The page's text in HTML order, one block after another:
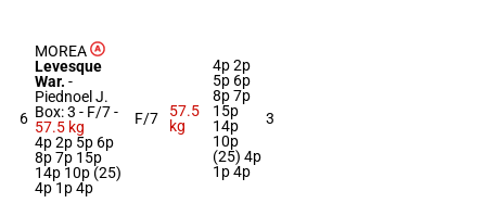
6
MOREA
Levesque
War. -
Piednoel J.
Box: 3 - F/7 -
57.5 kg
4p 2p 5p 6p
8p 7p 15p
14p 10p (25)
4p 1p 4p
F/7
57.5
kg
4p 2p
5p 6p
8p 7p
15p
14p
10p
(25) 4p
1p 4p
3